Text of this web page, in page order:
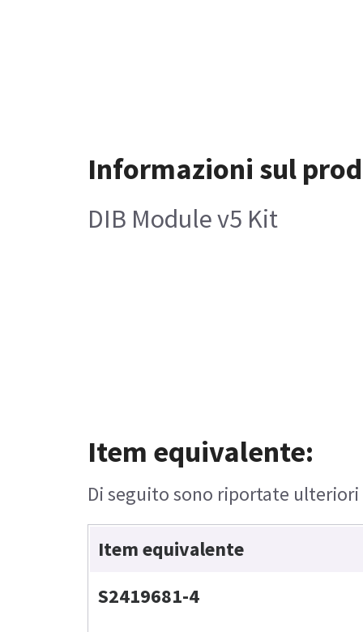
Informazioni sul
DIB Module v5 Kit
Item equivalente:
Di seguito sono riportate
Item equivalente
S2419681-4